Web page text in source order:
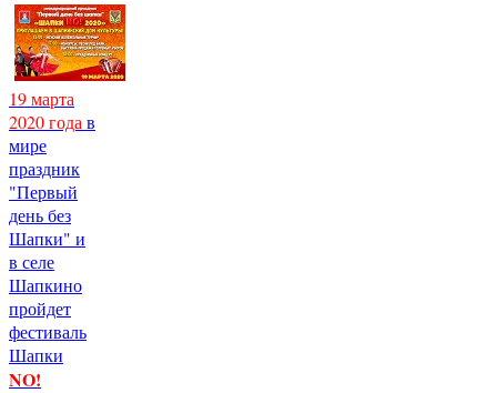
19 марта
2020 года в
мире
праздник
"Первый
день без
Шапки" и
в селе
Шапкино
пройдет
фестиваль
Шапки
NO!